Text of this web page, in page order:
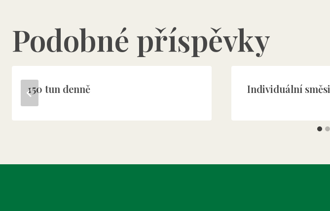
Podobné příspěvky
150 tun denně Individuální směsi